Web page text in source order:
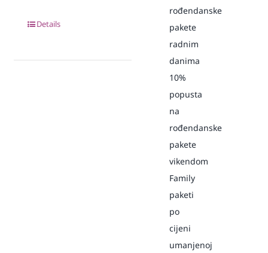
Details
rođendanske
pakete
radnim
danima
10%
popusta
na
rođendanske
pakete
vikendom
Family
paketi
po
cijeni
umanjenoj